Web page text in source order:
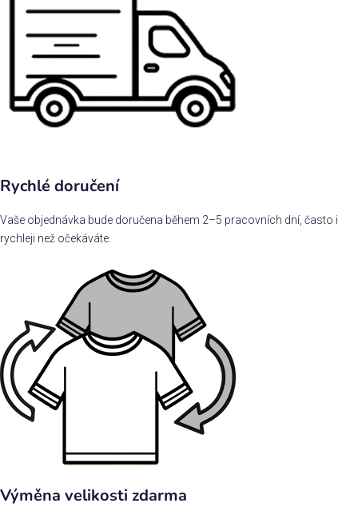
Rychlé doručení
Vaše objednávka bude doručena během 2–5 pracovních dní, často i
rychleji než očekáváte.
Výměna velikosti zdarma